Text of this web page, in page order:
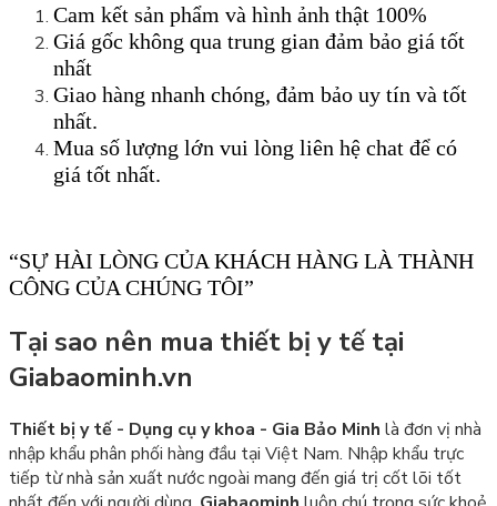
Cam kết sản phẩm và hình ảnh thật 100%
Giá gốc không qua trung gian đảm bảo giá tốt
nhất
Giao hàng nhanh chóng, đảm bảo uy tín và tốt
nhất.
Mua số lượng lớn vui lòng liên hệ chat để có
giá tốt nhất.
“SỰ HÀI LÒNG CỦA KHÁCH HÀNG LÀ THÀNH
CÔNG CỦA CHÚNG TÔI”
Tại sao nên mua thiết bị y tế tại
Giabaominh.vn
Thiết bị y tế - Dụng cụ y khoa - Gia Bảo Minh là đơn vị nhà
nhập khẩu phân phối hàng đầu tại Việt Nam. Nhập khẩu trực
tiếp từ nhà sản xuất nước ngoài mang đến giá trị cốt lõi tốt